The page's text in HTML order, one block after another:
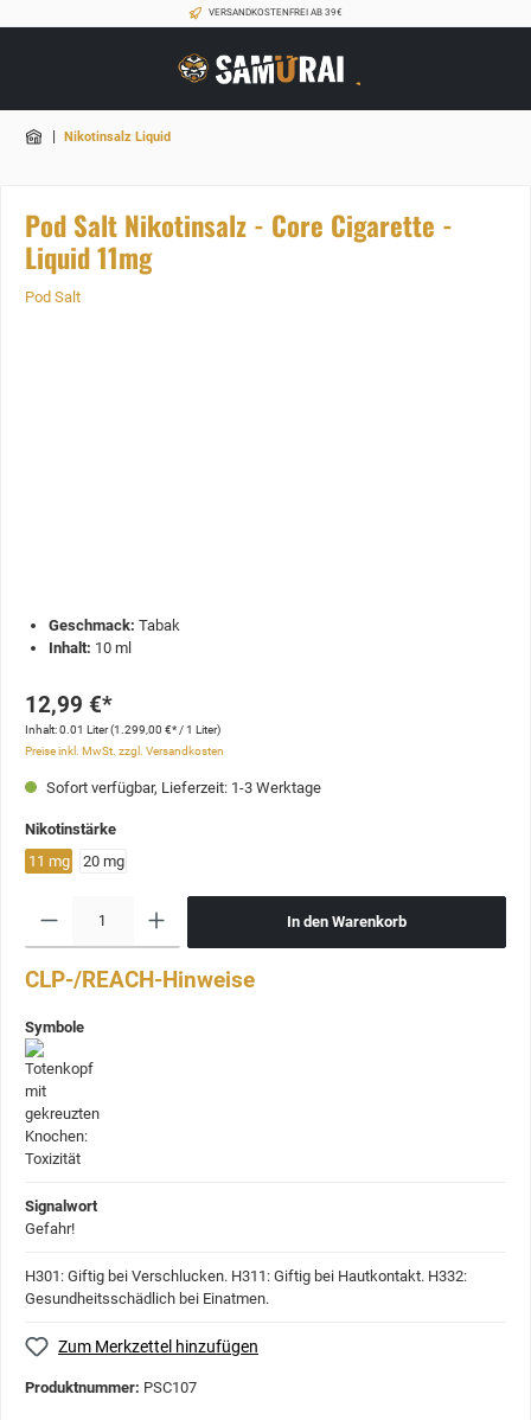
VERSANDKOSTENFREI AB 39€
| Nikotinsalz Liquid
Pod Salt Nikotinsalz - Core Cigarette -
Liquid 11mg
Pod Salt
Geschmack: Tabak
Inhalt: 10 ml
12,99 €*
Inhalt:0.01 Liter(1.299,00 €* / 1 Liter)
Preise inkl. MwSt. zzgl. Versandkosten
Sofort verfügbar, Lieferzeit: 1-3 Werktage
Nikotinstärke
11 mg
20 mg
In den Warenkorb
CLP-/REACH-Hinweise
Symbole
Signalwort
Gefahr!
H301: Giftig bei Verschlucken. H311: Giftig bei Hautkontakt. H332:
Gesundheitsschädlich bei Einatmen.
Zum Merkzettel hinzufügen
Produktnummer: PSC107